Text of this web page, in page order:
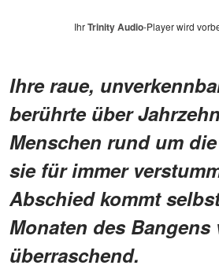
IhrTrinity Audio-Player wird
Ihre raue,
berührte über
Menschen rund um
sie für immer
Abschied kommt
Monaten des
überraschend.